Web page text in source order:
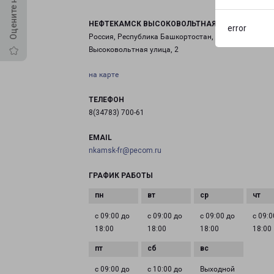
error
НЕФТЕКАМСК ВЫСОКОВОЛЬТНАЯ
Россия, Республика Башкортостан, Нефтекамск,
Высоковольтная улица, 2
на карте
ТЕЛЕФОН
8(34783) 700-61
EMAIL
nkamsk-fr@pecom.ru
ГРАФИК РАБОТЫ
с 09:00 до
18:00
с 09:00 до
18:00
с 09:00 до
18:00
с
18:00
с 09:00 до с 10:00 до Выходной